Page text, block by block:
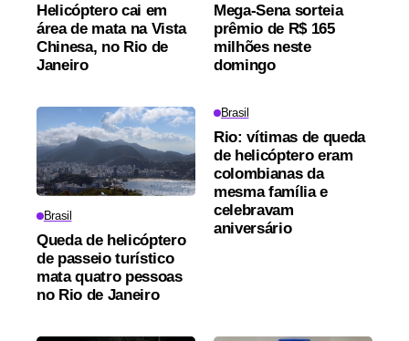
Helicóptero cai em
área de mata na Vista
Chinesa, no Rio de
Janeiro
Mega-Sena sorteia
prêmio de R$ 165
milhões neste
domingo
Brasil
Queda de helicóptero
de passeio turístico
mata quatro pessoas
no Rio de Janeiro
Brasil
Rio: vítimas de queda
de helicóptero eram
colombianas da
mesma família e
celebravam
aniversário